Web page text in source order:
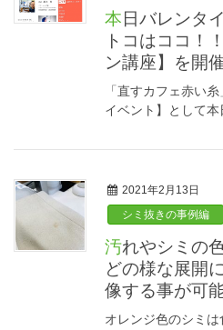
本日バレンタインデーは【おさえる
トコはココ！
ン講座】を開
「直すカフェ赤い
イベント】として
2021年2月13日
シミ抜きの事例編
汚れやシミの色からその部分が今後
どの様な展開
像する事が可
オレンジ色のシミは